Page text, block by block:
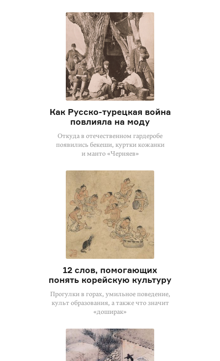
Как Русско-турецкая война
повлияла на моду
Откуда в отечественном гардеробе
появились бекеши, куртки кожанки
и манто «Черняев»
12 слов, помогающих
понять корейскую культуру
Прогулки в горах, умильное поведение,
культ образования, а также что значит
«доширак»